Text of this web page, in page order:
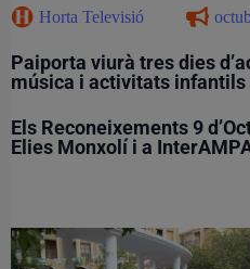
Horta Televisió
Paiporta viurà tres dies
música i activitats infantils
Els Reconeixements 9
Elies Monxolí i a